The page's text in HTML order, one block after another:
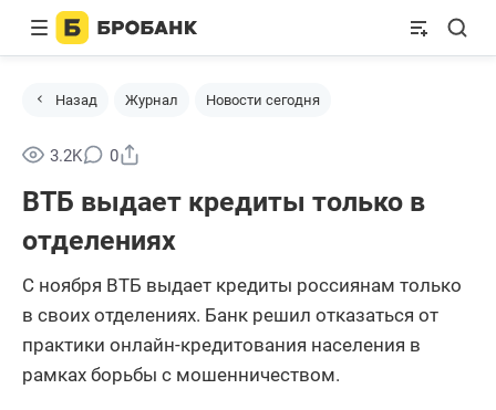
Назад Журнал Новости сегодня
3.2K 0
ВТБ выдает кредиты только в
отделениях
С ноября ВТБ выдает кредиты россиянам только
в своих отделениях. Банк решил отказаться от
практики онлайн-кредитования населения в
рамках борьбы с мошенничеством.